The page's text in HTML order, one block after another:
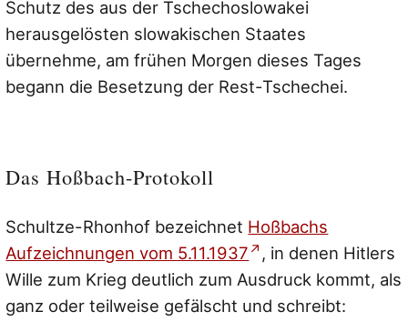
Schutz des aus der Tschechoslowakei
herausgelösten slowakischen Staates
übernehme, am frühen Morgen dieses Tages
begann die Besetzung der Rest-Tschechei.
Das Hoßbach-Protokoll
Schultze-Rhonhof bezeichnet Hoßbachs
Aufzeichnungen vom 5.11.1937
, in denen Hitlers
Wille zum Krieg deutlich zum Ausdruck kommt, als
ganz oder teilweise gefälscht und schreibt: